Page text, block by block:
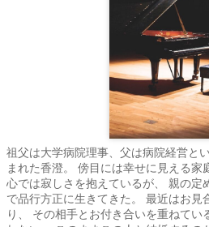
祖父は大学病院理事、父は病院経営と
まれた香澄。 傍目には幸せに見える家
心では寂しさを抱えているが、 親の定
で品行方正に生きてきた。 最近はお見
り、 その相手とお付き合いを重ねてい